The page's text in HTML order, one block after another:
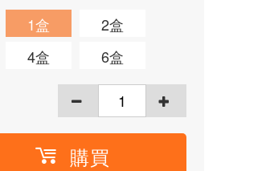
1盒
2盒
4盒
6盒
購買